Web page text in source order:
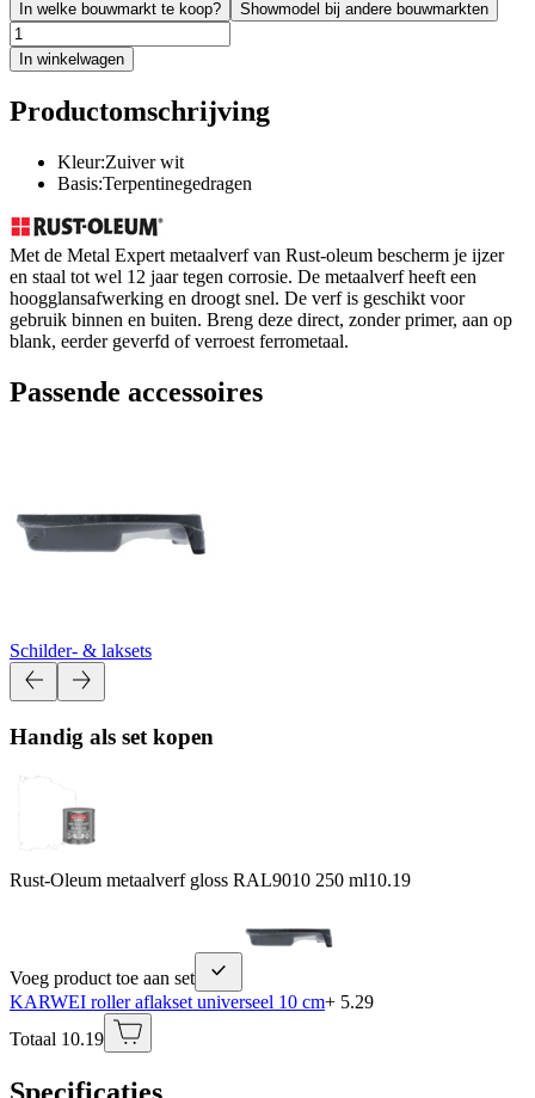
In welke bouwmarkt te koop? Showmodel bij andere bouwmarkten
In winkelwagen
Productomschrijving
Kleur:Zuiver wit
Basis:Terpentinegedragen
Met de Metal Expert metaalverf van Rust-oleum bescherm je ijzer
en staal tot wel 12 jaar tegen corrosie. De metaalverf heeft een
hoogglansafwerking en droogt snel. De verf is geschikt voor
gebruik binnen en buiten. Breng deze direct, zonder primer, aan op
blank, eerder geverfd of verroest ferrometaal.
Passende accessoires
Schilder- & laksets
Handig als set kopen
Rust-Oleum metaalverf gloss RAL9010 250 ml10.19
Voeg product toe aan set
KARWEI roller aflakset universeel 10 cm+ 5.29
Totaal 10.19